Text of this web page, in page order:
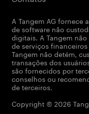
A Tangem AG fornece
de software não
digitais. A Tangem
de serviços
Tangem não detém,
transações dos
são fornecidos por
conselhos ou
de terceiros.